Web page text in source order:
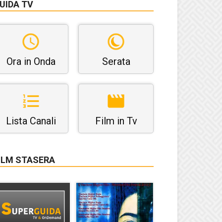
TV
Ora in Onda Serata
Lista Canali Film in Tv
STASERA